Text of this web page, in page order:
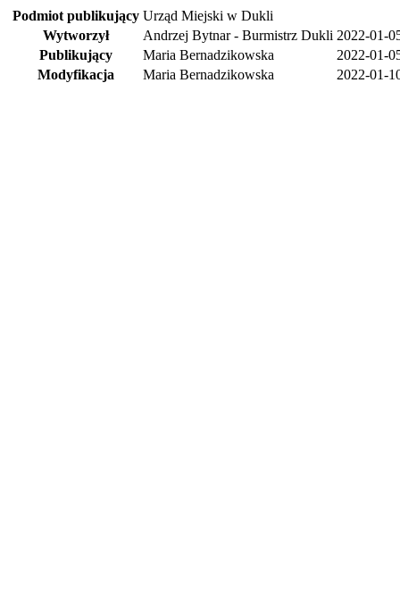
Podmiot publikujący Urząd Miejski w Dukli
Wytworzył
Andrzej Bytnar - Burmistrz Dukli 2022-01-
Publikujący
Maria Bernadzikowska
2022-01-
Modyfikacja
Maria Bernadzikowska 2022-01-